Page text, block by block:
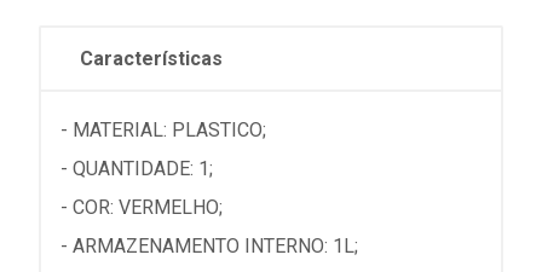
Características
- MATERIAL: PLASTICO;
- QUANTIDADE: 1;
- COR: VERMELHO;
- ARMAZENAMENTO INTERNO: 1L;